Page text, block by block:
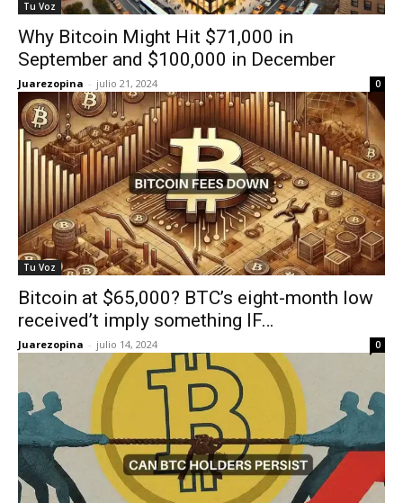
Tu Voz
Why Bitcoin Might Hit $71,000 in
September and $100,000 in December
Juarezopina - julio 21, 2024 0
Tu Voz
Bitcoin at $65,000? BTC’s eight-month low
received’t imply something IF…
Juarezopina - julio 14, 2024 0